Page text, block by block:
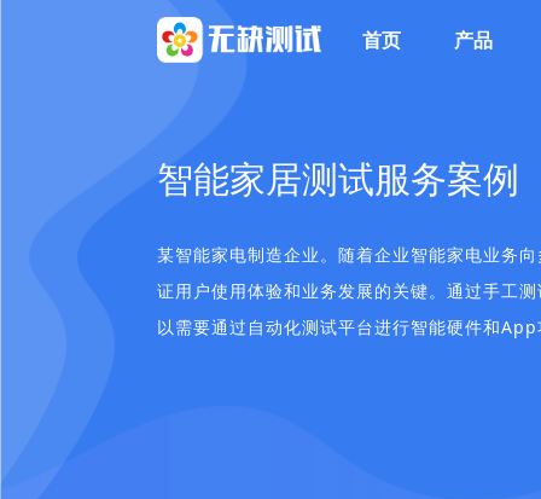
首页 产品
智能家居测试服务案例
某智能家电制造企业。随着企业智能家电业务
证用户使用体验和业务发展的关键。通过手工
以需要通过自动化测试平台进行智能硬件和